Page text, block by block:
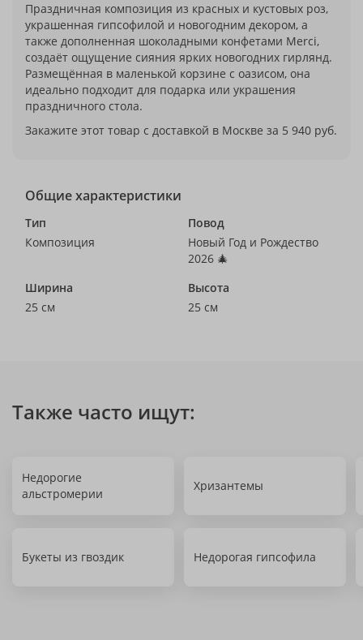
Праздничная композиция из красных и кустовых роз,
украшенная гипсофилой и новогодним декором, а
также дополненная шоколадными конфетами Merci,
создаёт ощущение сияния ярких новогодних гирлянд.
Размещённая в маленькой корзине с оазисом, она
идеально подходит для подарка или украшения
праздничного стола.
Закажите этот товар с доставкой в Москве за 5 940 руб.
Общие характеристики
Тип
Композиция
Повод
Новый Год и Рождество
2026 🎄
Ширина
25 см
Высота
25 см
Также часто ищут:
Недорогие
альстромерии
Хризантемы
Букеты из гвоздик Недорогая гипсофила